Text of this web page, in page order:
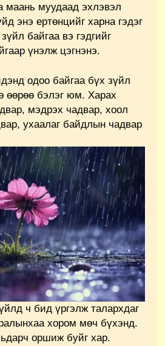
маань муудаад эхлэвэл
энэ ертөнцийг харна гэдэг
байгаа вэ гэдгийг
үнэлж цэгнэнэ.
одоо байгаа бүх зүйл
өөрөө бэлэг юм. Харах
мэдрэх чадвар, хоол
ухаалаг байдлын чадвар
ч бид үргэлж талархдаг
хором мөч бүхэнд.
оршиж буйг хар.